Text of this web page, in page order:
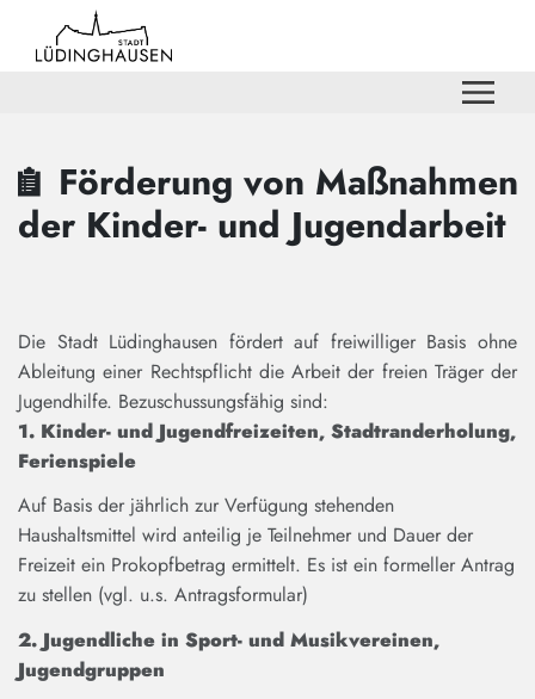
Zum Header
Zum Hauptinhalt
Zum Footer
Zum Hauptinhalt springen
Förderung von Maßnahmen
der Kinder- und Jugendarbeit
Die Stadt Lüdinghausen fördert auf freiwilliger Basis ohne
Ableitung einer Rechtspflicht die Arbeit der freien Träger der
Jugendhilfe. Bezuschussungsfähig sind:
1. Kinder- und Jugendfreizeiten, Stadtranderholung,
Ferienspiele
Auf Basis der jährlich zur Verfügung stehenden
Haushaltsmittel wird anteilig je Teilnehmer und Dauer der
Freizeit ein Prokopfbetrag ermittelt. Es ist ein formeller Antrag
zu stellen (vgl. u.s. Antragsformular)
2. Jugendliche in Sport- und Musikvereinen,
Jugendgruppen